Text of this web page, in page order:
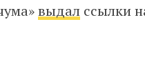
выдал ссылки